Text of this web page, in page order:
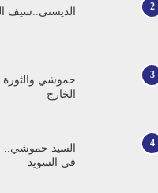
2 الديستي..سيف
3
حموشي والثورة
الخارج
4
السيد حموشي..
في السويد